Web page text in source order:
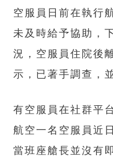
空服員日前在執行
未及時給予協助，
況，空服員住院後
示，已著手調查，
有空服員在社群平
航空一名空服員近
當班座艙長並沒有